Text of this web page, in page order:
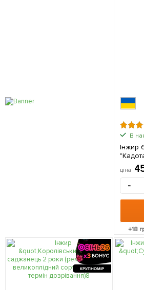
В
Інжир
1
ціна
-
+18
КРУПНОМІР